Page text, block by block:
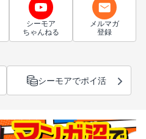
シーモア
ちゃんねる
メルマガ
登録
シーモアでポイ活